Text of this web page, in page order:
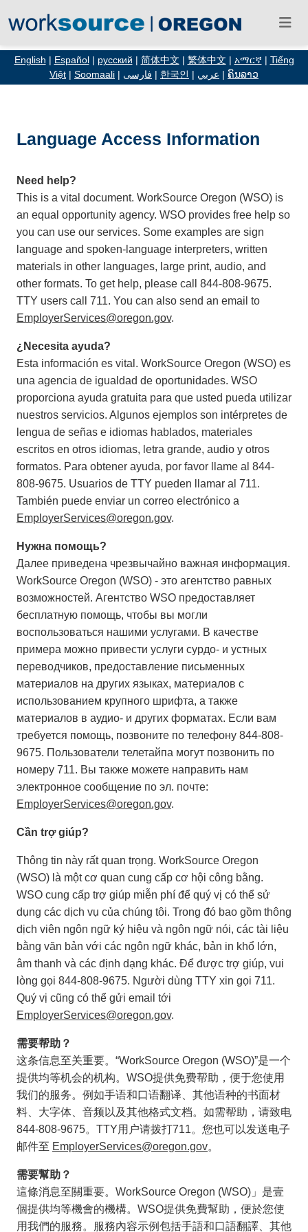
English Español русский 简体中文 繁体中文 አማርኛ
Tiếng
Việt
Soomaali فارسی 한국인 عربي ຄົນລາວ
Language Access Information
Need help?
This is a vital document. WorkSource Oregon (WSO) is
an equal opportunity agency. WSO provides free help so
you can use our services. Some examples are sign
language and spoken-language interpreters, written
materials in other languages, large print, audio, and
other formats. To get help, please call 844-808-9675.
TTY users call 711. You can also send an email to
EmployerServices@oregon.gov.
¿Necesita ayuda?
Esta información es vital. WorkSource Oregon (WSO) es
una agencia de igualdad de oportunidades. WSO
proporciona ayuda gratuita para que usted pueda utilizar
nuestros servicios. Algunos ejemplos son intérpretes de
lengua de señas e idiomas hablados, materiales
escritos en otros idiomas, letra grande, audio y otros
formatos. Para obtener ayuda, por favor llame al 844-
808-9675. Usuarios de TTY pueden llamar al 711.
También puede enviar un correo electrónico a
EmployerServices@oregon.gov.
Нужна помощь?
Далее приведена чрезвычайно важная информация.
WorkSource Oregon (WSO) - это агентство равных
возможностей. Агентство WSO предоставляет
бесплатную помощь, чтобы вы могли
воспользоваться нашими услугами. В качестве
примера можно привести услуги сурдо- и устных
переводчиков, предоставление письменных
материалов на других языках, материалов с
использованием крупного шрифта, а также
материалов в аудио- и других форматах. Если вам
требуется помощь, позвоните по телефону 844-808-
9675. Пользователи телетайпа могут позвонить по
номеру 711. Вы также можете направить нам
электронное сообщение по эл. почте:
EmployerServices@oregon.gov.
Cần trợ giúp?
Thông tin này rất quan trọng. WorkSource Oregon
(WSO) là một cơ quan cung cấp cơ hội công bằng.
WSO cung cấp trợ giúp miễn phí để quý vị có thể sử
dụng các dịch vụ của chúng tôi. Trong đó bao gồm thông
dịch viên ngôn ngữ ký hiệu và ngôn ngữ nói, các tài liệu
bằng văn bản với các ngôn ngữ khác, bản in khổ lớn,
âm thanh và các định dạng khác. Để được trợ giúp, vui
lòng gọi 844-808-9675. Người dùng TTY xin gọi 711.
Quý vị cũng có thể gửi email tới
EmployerServices@oregon.gov.
需要帮助？
这条信息至关重要。“WorkSource Oregon (WSO)”是一个
提供均等机会的机构。WSO提供免费帮助，便于您使用
我们的服务。例如手语和口语翻译、其他语种的书面材
料、大字体、音频以及其他格式文档。如需帮助，请致电
844-808-9675。TTY用户请拨打711。您也可以发送电子
邮件至 EmployerServices@oregon.gov。
需要幫助？
這條消息至關重要。WorkSource Oregon (WSO)」是壹
個提供均等機會的機構。WSO提供免費幫助，便於您使
用我們的服務。服務內容示例包括手語和口語翻譯、其他